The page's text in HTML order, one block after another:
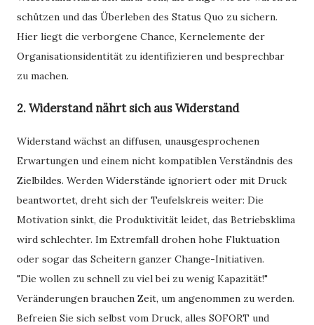
schützen und das Überleben des Status Quo zu sichern.
Hier liegt die verborgene Chance, Kernelemente der
Organisationsidentität zu identifizieren und besprechbar
zu machen.
2. Widerstand nährt sich aus Widerstand
Widerstand wächst an diffusen, unausgesprochenen
Erwartungen und einem nicht kompatiblen Verständnis des
Zielbildes. Werden Widerstände ignoriert oder mit Druck
beantwortet, dreht sich der Teufelskreis weiter: Die
Motivation sinkt, die Produktivität leidet, das Betriebsklima
wird schlechter. Im Extremfall drohen hohe Fluktuation
oder sogar das Scheitern ganzer Change-Initiativen.
"Die wollen zu schnell zu viel bei zu wenig Kapazität!"
Veränderungen brauchen Zeit, um angenommen zu werden.
Befreien Sie sich selbst vom Druck, alles SOFORT und